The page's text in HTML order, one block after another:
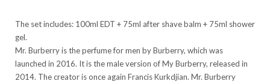
The set includes: 100ml EDT + 75ml after shave balm + 75ml shower
gel.
Mr. Burberry is the perfume for men by Burberry, which was
launched in 2016. It is the male version of My Burberry, released in
2014. The creator is once again Francis Kurkdjian. Mr. Burberry